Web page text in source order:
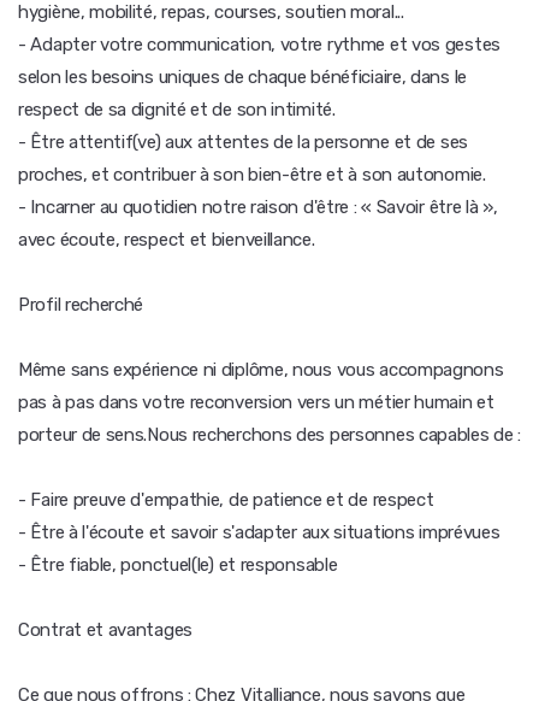
hygiène, mobilité, repas, courses, soutien moral...
- Adapter votre communication, votre rythme et vos gestes
selon les besoins uniques de chaque bénéficiaire, dans le
respect de sa dignité et de son intimité.
- Être attentif(ve) aux attentes de la personne et de ses
proches, et contribuer à son bien-être et à son autonomie.
- Incarner au quotidien notre raison d'être : « Savoir être là »,
avec écoute, respect et bienveillance.
Profil recherché
Même sans expérience ni diplôme, nous vous accompagnons
pas à pas dans votre reconversion vers un métier humain et
porteur de sens.Nous recherchons des personnes capables de :
- Faire preuve d'empathie, de patience et de respect
- Être à l'écoute et savoir s'adapter aux situations imprévues
- Être fiable, ponctuel(le) et responsable
Contrat et avantages
Ce que nous offrons : Chez Vitalliance, nous savons que